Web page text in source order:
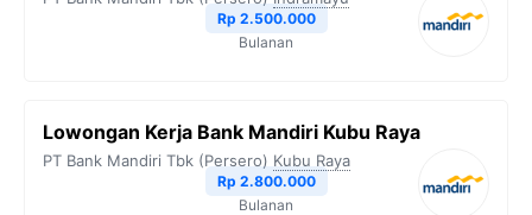
Rp 2.500.000
Bulanan
Lowongan Kerja Bank Mandiri Kubu Raya
PT Bank Mandiri Tbk (Persero) Kubu Raya
Rp 2.800.000
Bulanan